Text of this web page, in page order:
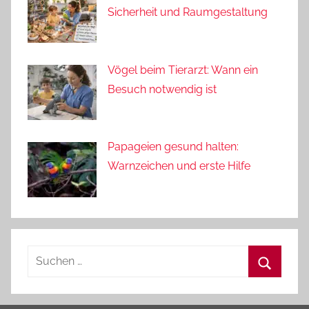
Sicherheit und Raumgestaltung
Vögel beim Tierarzt: Wann ein
Besuch notwendig ist
Papageien gesund halten:
Warnzeichen und erste Hilfe
Suchen